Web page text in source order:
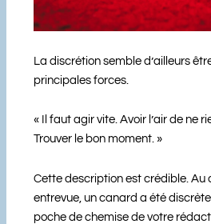
La discrétion semble d’ailleurs
principales forces.
« Il faut agir vite. Avoir l’air de ne
Trouver le bon moment. »
Cette description est crédible. Au
entrevue, un canard a été
poche de chemise de votre